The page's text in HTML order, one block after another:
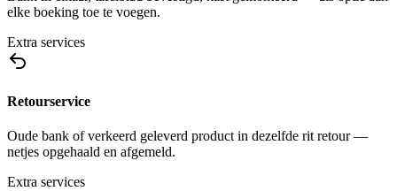
elke boeking toe te voegen.
Extra services
Retourservice
Oude bank of verkeerd geleverd product in dezelfde rit retour —
netjes opgehaald en afgemeld.
Extra services